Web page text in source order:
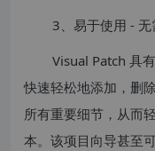
3、易于使用 - 无
Visual Patch 具
快速轻松地添加，删
所有重要细节，从而
本。该项目向导甚至